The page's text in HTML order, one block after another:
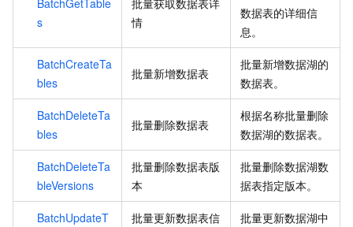
s
情
数据表的详细信
息。
BatchCreateTa
bles
批量新增数据表
批量新增数据湖的
数据表。
BatchDeleteTa
bles
批量删除数据表
根据名称批量删除
数据湖的数据表。
BatchDeleteTa
bleVersions
批量删除数据表版
本
批量删除数据湖数
据表指定版本。
BatchUpdateT
批量更新数据表信
批量更新数据湖中